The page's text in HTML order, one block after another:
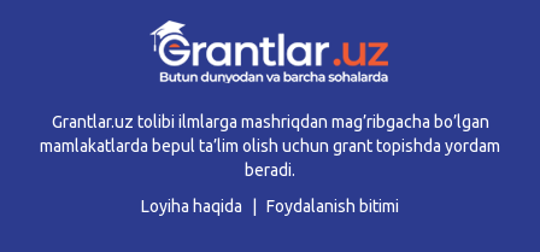
Grantlar.uz tolibi ilmlarga mashriqdan mag’ribgacha bo’lgan
mamlakatlarda bepul ta’lim olish uchun grant topishda yordam
beradi.
Loyiha haqida
Foydalanish bitimi